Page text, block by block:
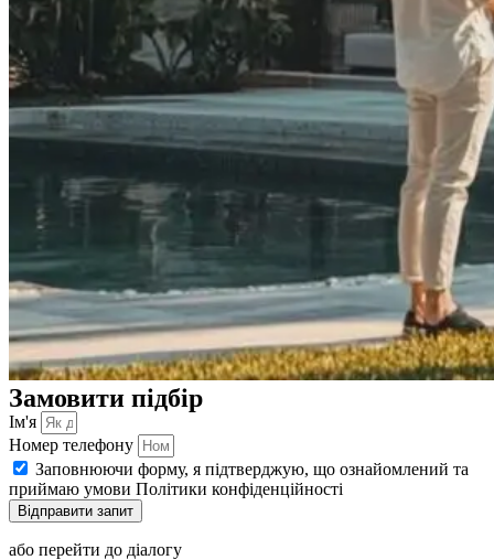
Замовити підбір
Ім'я
Номер телефону
Заповнюючи форму, я підтверджую, що ознайомлений та
приймаю умови Політики конфіденційності
Відправити запит
або перейти до діалогу